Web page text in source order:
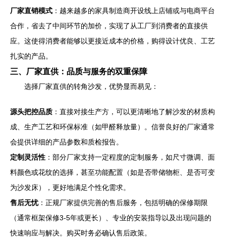
厂家直销模式 ：越来越多的家具制造商开设线上店铺或与电商平台
合作，省去了中间环节的加价，实现了从工厂到消费者的直接供
应。这使得消费者能够以更接近成本的价格，购得设计优良、工艺
扎实的产品。
三、厂家直供：品质与服务的双重保障
选择厂家直供的转角沙发，优势显而易见：
源头把控品质 ：直接对接生产方，可以更清晰地了解沙发的材质构
成、生产工艺和环保标准（如甲醛释放量）。信誉良好的厂家通常
会提供详细的产品参数和质检报告。
定制灵活性 ：部分厂家支持一定程度的定制服务，如尺寸微调、面
料颜色或花纹的选择，甚至功能配置（如是否带储物柜、是否可变
为沙发床），更好地满足个性化需求。
售后无忧：正规厂家提供完善的售后服务，包括明确的保修期限
（通常框架保修3-5年或更长）、专业的安装指导以及出现问题的
快速响应与解决。购买时务必确认售后政策。